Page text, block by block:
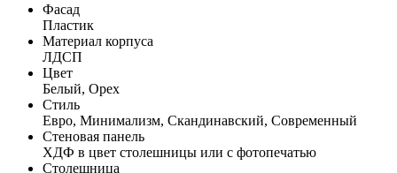
Фасад
Пластик
Материал корпуса
ЛДСП
Цвет
Белый, Орех
Стиль
Евро, Минимализм, Скандинавский, Современный
Стеновая панель
ХДФ в цвет столешницы или с фотопечатью
Столешница